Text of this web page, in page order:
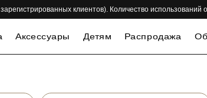
клиентов). Количество
Аксессуары Детям Распродажа